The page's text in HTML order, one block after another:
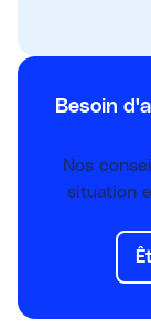
Besoin
Nos
situation